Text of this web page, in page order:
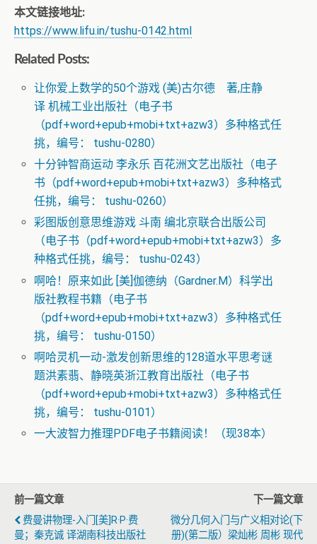
本文链接地址:
https://www.lifu.in/tushu-0142.html
Related Posts:
让你爱上数学的50个游戏 (美)古尔德 著,庄静
译 机械工业出版社（电子书
（pdf+word+epub+mobi+txt+azw3）多种格式任
挑，编号： tushu-0280）
十分钟智商运动 李永乐 百花洲文艺出版社（电子
书（pdf+word+epub+mobi+txt+azw3）多种格式
任挑，编号： tushu-0260）
彩图版创意思维游戏 斗南 编北京联合出版公司
（电子书（pdf+word+epub+mobi+txt+azw3）多
种格式任挑，编号： tushu-0243）
啊哈！原来如此 [美]伽德纳（Gardner.M）科学出
版社教程书籍（电子书
（pdf+word+epub+mobi+txt+azw3）多种格式任
挑，编号： tushu-0150）
啊哈灵机一动-激发创新思维的128道水平思考谜
题洪素翡、静晓英浙江教育出版社（电子书
（pdf+word+epub+mobi+txt+azw3）多种格式任
挑，编号： tushu-0101）
一大波智力推理PDF电子书籍阅读！（现38本）
前一篇文章
费曼讲物理-入门[美]R·P·费
曼；秦克诚 译湖南科技出版社
下一篇文章
微分几何入门与广义相对论(下
册)(第二版）梁灿彬 周彬 现代